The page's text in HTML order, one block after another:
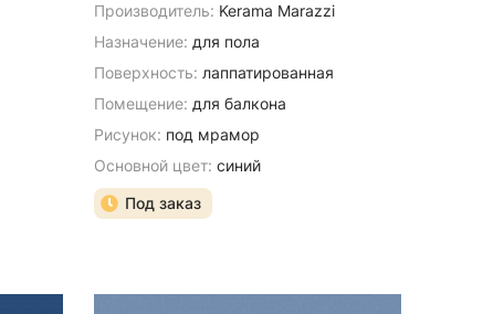
Производитель: Kerama Marazzi
Назначение: для пола
Поверхность: лаппатированная
Помещение: для балкона
Рисунок: под мрамор
Основной цвет: синий
Под заказ